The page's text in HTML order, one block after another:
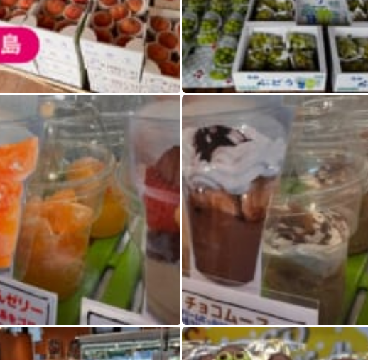
桃スイカシャインマスカット
ャインマスカット 桃スイカシャインマスカット